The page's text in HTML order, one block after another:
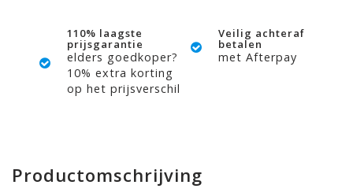
110% laagste
prijsgarantie
elders goedkoper?
10% extra korting
op het prijsverschil
Veilig achteraf
betalen
met Afterpay
Productomschrijving